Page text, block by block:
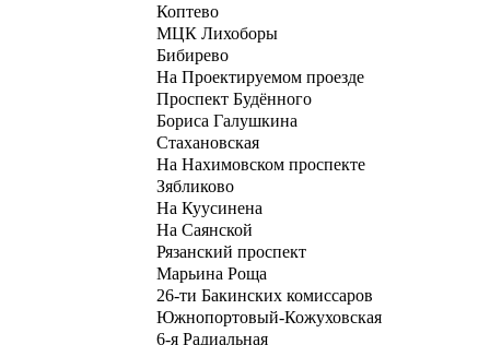
Коптево
МЦК Лихоборы
Бибирево
На Проектируемом проезде
Проспект Будённого
Бориса Галушкина
Стахановская
На Нахимовском проспекте
Зябликово
На Куусинена
На Саянской
Рязанский проспект
Марьина Роща
26-ти Бакинских комиссаров
Южнопортовый-Кожуховская
6-я Радиальная